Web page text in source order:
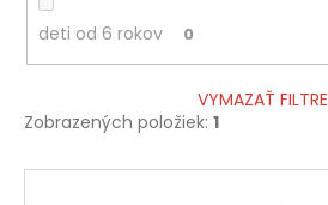
deti od 6 rokov 0
VYMAZAŤ FILTRE
Zobrazených položiek: 1
V